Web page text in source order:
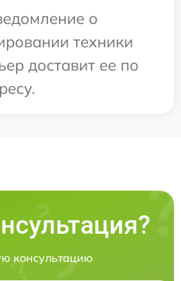
о
техники
доставит ее по
консультацию